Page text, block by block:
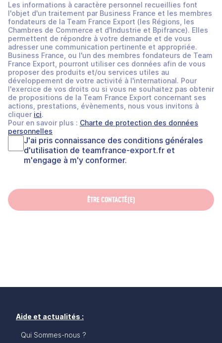
Les informations à caractère personnel recueillies font
l'objet d'un traitement par Business France et les membres
fondateurs de la Team France Export (les Régions, les
Chambres de Commerce et d'Industrie et Bpifrance). Elles
permettent de répondre à votre demande et de vous
adresser une communication pertinente et appropriée.
Business France, ou l'un des membres fondateurs de Team
France Export, pourront utiliser ces données afin de vous
proposer des produits et/ou services utiles au
développement de votre activité à l'international. Pour
l'exercice de vos droits ou si vous ne souhaitez pas obtenir
de propositions de la Team France Export concernant ses
actions, prestations, évènements, nous vous invitons à
cliquer ici.
Pour en savoir plus : Charte de protection des données
personnelles
J'ai pris connaissance des conditions générales
d'utilisation de teamfrance-export.fr et
m'engage à m'y conformer.
ÊTRE CONTACTÉ(E)
Aide et actualités :
Qui Sommes-nous ?